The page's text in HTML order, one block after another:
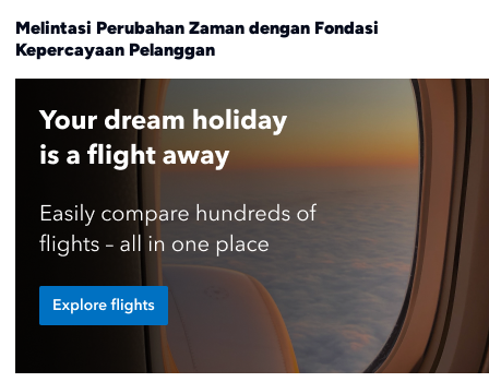
Melintasi Perubahan Zaman dengan Fondasi
Kepercayaan Pelanggan